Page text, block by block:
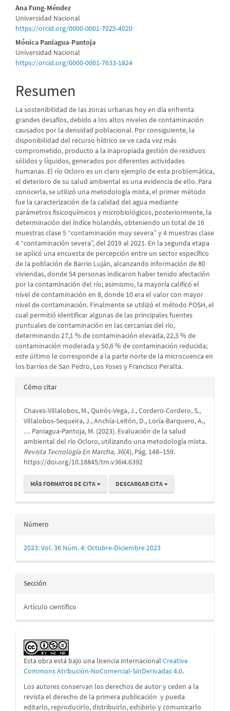
Ana Fung-Méndez
Universidad Nacional
https://orcid.org/0000-0001-7025-4020
Mónica Paniagua-Pantoja
Universidad Nacional
https://orcid.org/0000-0001-7633-1824
Resumen
La sostenibilidad de las zonas urbanas hoy en día enfrenta
grandes desafíos, debido a los altos niveles de contaminación
causados por la densidad poblacional. Por consiguiente, la
disponibilidad del recurso hídrico se ve cada vez más
comprometido, producto a la inapropiada gestión de residuos
sólidos y líquidos, generados por diferentes actividades
humanas. El río Ocloro es un claro ejemplo de esta problemática,
el deterioro de su salud ambiental es una evidencia de ello. Para
conocerla, se utilizó una metodología mixta, el primer método
fue la caracterización de la calidad del agua mediante
parámetros fisicoquímicos y microbiológicos, posteriormente, la
determinación del índice holandés, obteniendo un total de 16
muestras clase 5 “contaminación muy severa” y 4 muestras clase
4 “contaminación severa”, del 2019 al 2021. En la segunda etapa
se aplicó una encuesta de percepción entre un sector específico
de la población de Barrio Luján, alcanzando información de 80
viviendas, donde 54 personas indicaron haber tenido afectación
por la contaminación del río; asimismo, la mayoría calificó el
nivel de contaminación en 8, donde 10 era el valor con mayor
nivel de contaminación. Finalmente se utilizó el método POSH, el
cual permitió identificar algunas de las principales fuentes
puntuales de contaminación en las cercanías del río,
determinando 27,1 % de contaminación elevada, 22,3 % de
contaminación moderada y 50,6 % de contaminación reducida;
este último le corresponde a la parte norte de la microcuenca en
los barrios de San Pedro, Los Yoses y Francisco Peralta.
Detalles
artículo
Cómo citar
Chaves-Villalobos, M., Quirós-Vega, J., Cordero-Cordero, S.,
Villalobos-Sequeira, J., Anchía-Leitón, D., Loría-Barquero, A.,
… Paniagua-Pantoja, M. (2023). Evaluación de la salud
ambiental del río Ocloro, utilizando una metodología mixta.
Revista Tecnología En Marcha, 36(4), Pág. 148–159.
https://doi.org/10.18845/tm.v36i4.6392
MÁS FORMATOS DE CITA DESCARGAR CITA
Número
2023: Vol. 36 Núm. 4: Octubre-Diciembre 2023
Sección
Artículo científico
Esta obra está bajo una licencia internacional Creative
Commons Atribución-NoComercial-SinDerivadas 4.0.
Los autores conservan los derechos de autor y ceden a la
revista el derecho de la primera publicación y pueda
editarlo, reproducirlo, distribuirlo, exhibirlo y comunicarlo